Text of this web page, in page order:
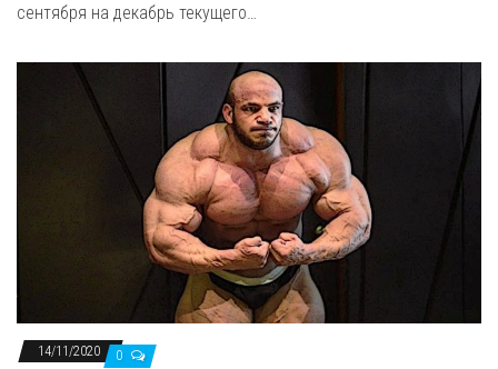
сентября на декабрь текущего…
14/11/2020 0